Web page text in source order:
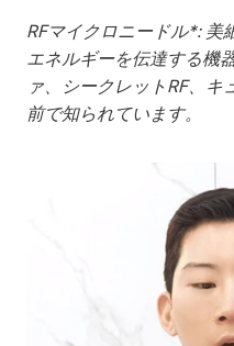
RFマイクロニードル*: 美
エネルギーを伝達する機
ァ、シークレットRF、
前で知られています。